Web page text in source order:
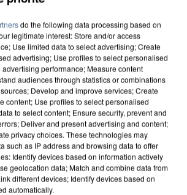
do the following data processing based on
legitimate interest: Store and/or access
Use limited data to select advertising; Create
advertising; Use profiles to select personalised
performance; Measure content
audiences through statistics or combinations
Develop and improve services; Create
content; Use profiles to select personalised
to select content; Ensure security, prevent and
Deliver and present advertising and content;
privacy choices. These technologies may
such as IP address and browsing data to offer
Identify devices based on information actively
geolocation data; Match and combine data from
different devices; Identify devices based on
automatically.